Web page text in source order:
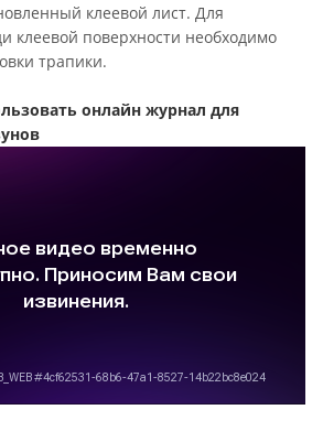
клеевой лист. Для
клеевой поверхности необходимо
трапики.
онлайн журнал для